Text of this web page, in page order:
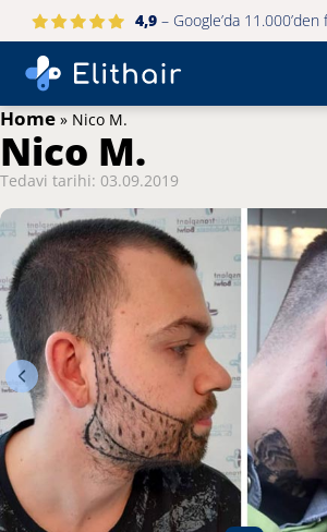
4,9– Google’da
Home » Nico M.
Nico M.
Tedavi tarihi: 03.09.2019